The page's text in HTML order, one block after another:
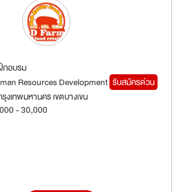
อบรม
Resources Development รับสมัครด่วน
งเทพมหานคร เขตบางเขน
- 30,000